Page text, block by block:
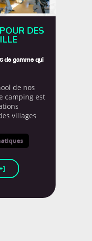
DES
de gamme qui
de nos
camping est
villages